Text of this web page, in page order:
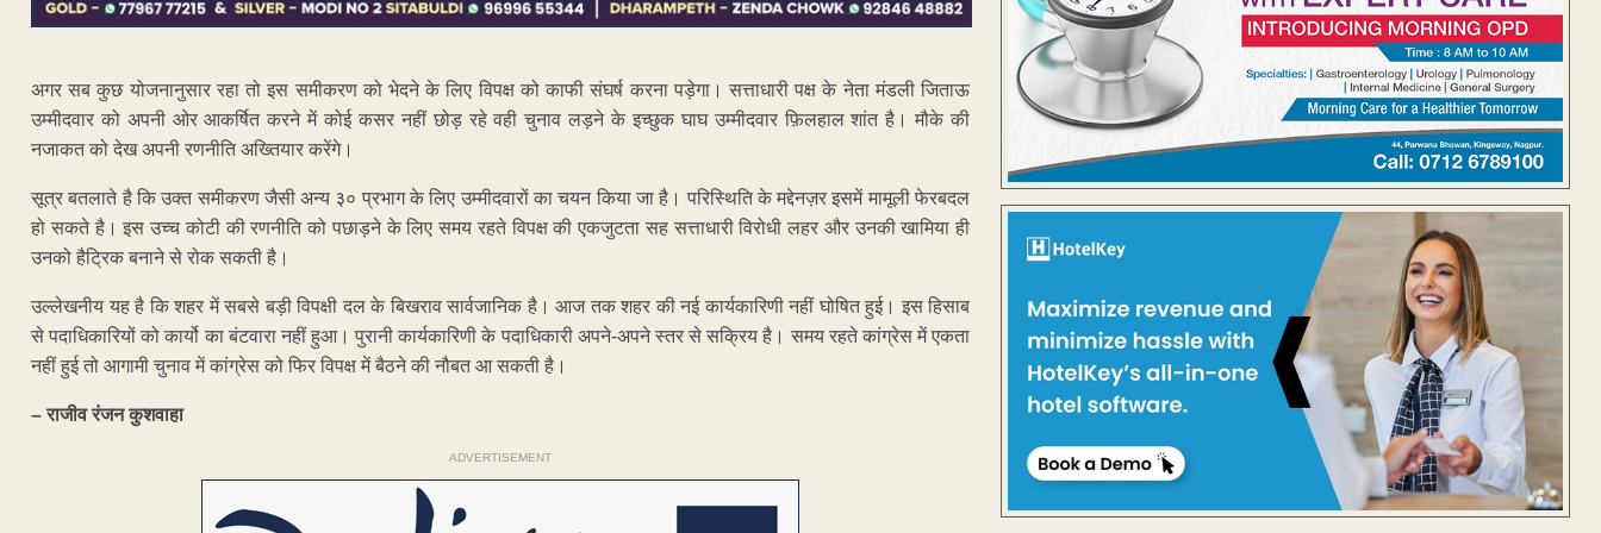
अगर सब कुछ योजनानुसार रहा तो इस समीकरण को भेदने के लिए विपक्ष को काफी संघर्ष करना पड़ेगा। सत्ताधारी पक्ष के नेता मंडली जिताऊ
उम्मीदवार को अपनी ओर आकर्षित करने में कोई कसर नहीं छोड़ रहे वही चुनाव लड़ने के इच्छुक घाघ उम्मीदवार फ़िलहाल शांत है। मौके की
नजाकत को देख अपनी रणनीति अख्तियार करेंगे।
सूत्र बतलाते है कि उक्त समीकरण जैसी अन्य ३० प्रभाग के लिए उम्मीदवारों का चयन किया जा है। परिस्थिति के मद्देनज़र इसमें मामूली फेरबदल
हो सकते है। इस उच्च कोटी की रणनीति को पछाड़ने के लिए समय रहते विपक्ष की एकजुटता सह सत्ताधारी विरोधी लहर और उनकी खामिया ही
उनको हैट्रिक बनाने से रोक सकती है।
उल्लेखनीय यह है कि शहर में सबसे बड़ी विपक्षी दल के बिखराव सार्वजानिक है। आज तक शहर की नई कार्यकारिणी नहीं घोषित हुई। इस हिसाब
से पदाधिकारियों को कार्यो का बंटवारा नहीं हुआ। पुरानी कार्यकारिणी के पदाधिकारी अपने-अपने स्तर से सक्रिय है। समय रहते कांग्रेस में एकता
नहीं हुई तो आगामी चुनाव में कांग्रेस को फिर विपक्ष में बैठने की नौबत आ सकती है।
– राजीव रंजन कुशवाहा
ADVERTISEMENT